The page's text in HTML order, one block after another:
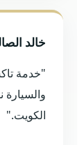
خالد
"خدمة
الكويت."